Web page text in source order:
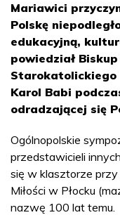
Mariawici
Polskę
edukacyjną,
powiedział
Starokatolickiego
Karol Babi
odradzającej się
Ogólnopolskie
przedstawicieli
się w klasztorze przy
Miłości w Płocku
nazwę 100 lat temu.